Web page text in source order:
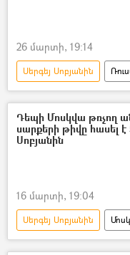
26 մարտի, 19:14
Սերգեյ Սոբյանին
անօդաչու թռչող սարք
Դեպի Մոսկվա թռչող
սարքերի թիվը հասել է
Սոբյանին
16 մարտի, 19:04
Սերգեյ Սոբյանին
անօդաչու թռչող սարք